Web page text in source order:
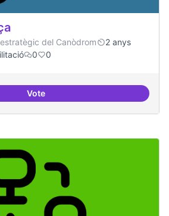
del Canòdrom
2 anys
0 0
VoteHabitar la plaça